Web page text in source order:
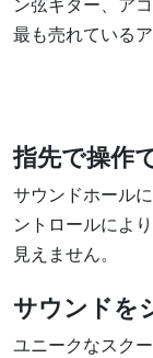
最も売れている
指先で操作
サウンドホール
ントロールによ
見えません。
サウンドを
ユニークなスク